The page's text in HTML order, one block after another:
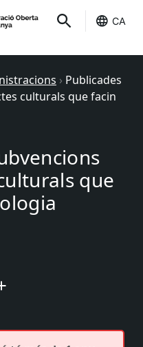
CA
› Publicades
culturals que facin
que